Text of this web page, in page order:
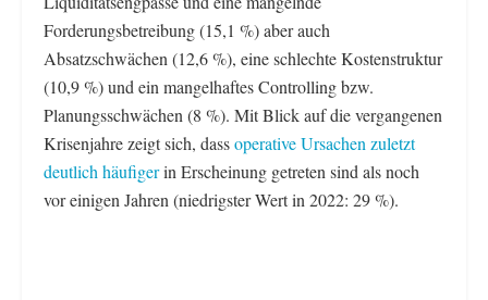
Forderungsbetreibung (15,1 %) aber auch
Absatzschwächen (12,6 %), eine schlechte Kostenstruktur
(10,9 %) und ein mangelhaftes Controlling bzw.
Planungsschwächen (8 %). Mit Blick auf die vergangenen
Krisenjahre zeigt sich, dassoperative Ursachen zuletzt
deutlich häufigerin Erscheinung getreten sind als noch
vor einigen Jahren (niedrigster Wert in 2022: 29 %).